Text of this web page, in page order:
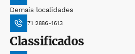
Demais localidades
71 2886-1613
Classificados